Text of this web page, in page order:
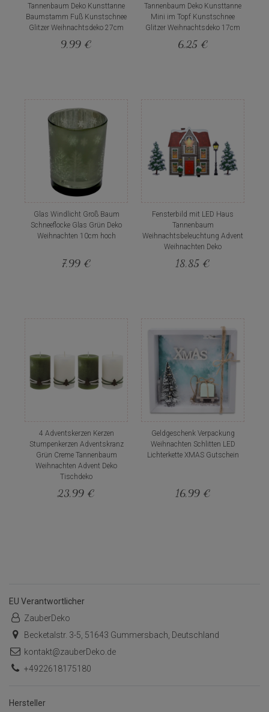
Tannenbaum Deko Kunsttanne
Baumstamm Fuß Kunstschnee
Glitzer Weihnachtsdeko 27cm
9,99 €
Tannenbaum Deko Kunsttanne
Mini im Topf Kunstschnee
Glitzer Weihnachtsdeko 17cm
6,25 €
Glas Windlicht Groß Baum
Schneeflocke Glas Grün Deko
Weihnachten 10cm hoch
7,99 €
Fensterbild mit LED Haus
Tannenbaum
Weihnachtsbeleuchtung Advent
Weihnachten Deko
18,85 €
4 Adventskerzen Kerzen
Stumpenkerzen Adventskranz
Grün Creme Tannenbaum
Weihnachten Advent Deko
Tischdeko
23,99 €
Geldgeschenk Verpackung
Weihnachten Schlitten LED
Lichterkette XMAS Gutschein
16,99 €
EU Verantwortlicher
ZauberDeko
Becketalstr. 3-5, 51643 Gummersbach, Deutschland
kontakt@zauberDeko.de
+4922618175180
Hersteller